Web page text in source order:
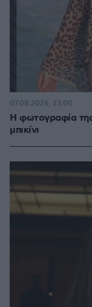
Η φωτογραφία
μπικίνι
07.08.2026, 23:00